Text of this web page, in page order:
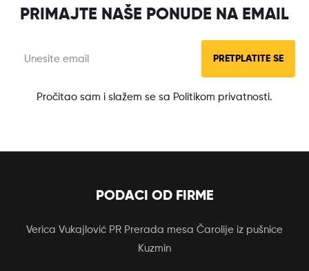
PRIMAJTE NAŠE PONUDE NA EMAIL
PRETPLATITE SE
Pročitao sam i slažem se sa Politikom privatnosti.
PODACI OD FIRME
Verica Vukajlović PR Prerada mesa Čarolije iz pušnice
Kuzmin